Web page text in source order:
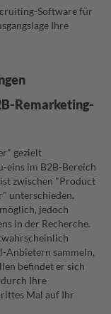
Software für
Ihre
Remarketing-
gezielt
eins im B2B-Bereich
zwischen "Product
unterschieden.
jedoch
in der Recherche.
Anbietern sammeln,
befindet er sich
Ihre
Mal auf Ihr